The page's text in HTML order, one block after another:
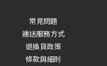
常見問題
運送服務方式
退換貨政策
條款與細則